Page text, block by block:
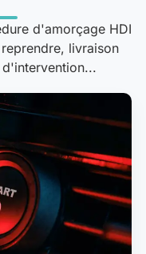
d'amorçage HDI
livraison